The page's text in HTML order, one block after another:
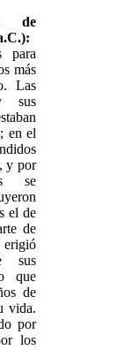
de
para
más
Las
sus
en el
y por
se
el de
de
erigió
sus
que
de
vida.
por
los